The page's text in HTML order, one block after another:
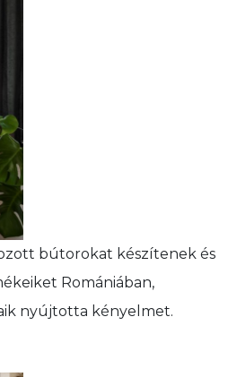
bútorokat készítenek és
Romániában,
nyújtotta kényelmet.